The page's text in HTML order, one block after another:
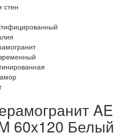
стен
AE
60x120 Белый